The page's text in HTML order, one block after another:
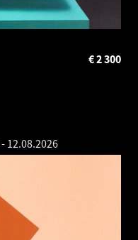
2 300
€
- 12.08.2026